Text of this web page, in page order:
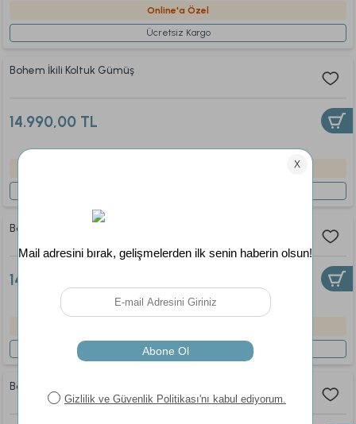
Online'a Özel
Ücretsiz Kargo
Bohem İkili Koltuk Gümüş
14.990,00 TL
Bohem İkili Koltuk Krem
14.990,00 TL
Ücretsiz Kargo
Bohem İkili Koltuk Bej